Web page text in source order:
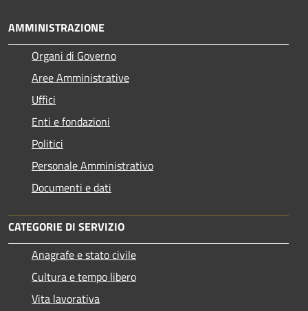
AMMINISTRAZIONE
Organi di Governo
Aree Amministrative
Uffici
Enti e fondazioni
Politici
Personale Amministrativo
Documenti e dati
CATEGORIE DI SERVIZIO
Anagrafe e stato civile
Cultura e tempo libero
Vita lavorativa